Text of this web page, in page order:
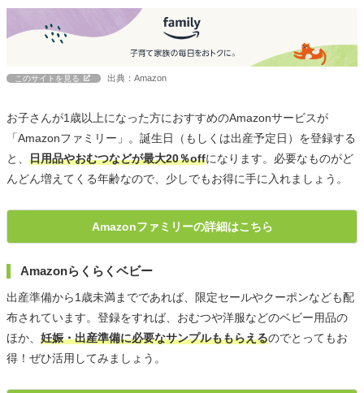
このサイトを見る 出典：Amazon
お子さんが1歳以上になった方におすすめのAmazonサービスが
「Amazonファミリー」。誕生日（もしくは出産予定日）を登録する
と、 日用品やおむつなどが最大20％offになります。必要なものがど
んどん増えてくる年齢なので、少しでもお得に手に入れましょう。
Amazonファミリーの詳細はこちら
Amazonらくらくベビー
出産準備から1歳未満までであれば、限定セールやクーポンなども配
布されています。登録をすれば、おむつや洋服などのベビー用品の
ほか、 妊娠・出産準備に必要なサンプルももらえるのでとってもお
得！ぜひ活用してみましょう。